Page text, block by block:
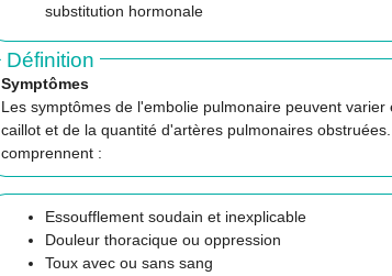
substitution hormonale
Définition
Symptômes
Les symptômes de l'embolie pulmonaire peuvent varier
caillot et de la quantité d'artères pulmonaires
comprennent :
Essoufflement soudain et inexplicable
Douleur thoracique ou oppression
Toux avec ou sans sang